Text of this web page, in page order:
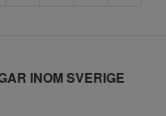
INOM SVERIGE